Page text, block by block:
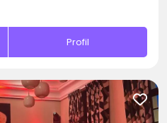
Profil